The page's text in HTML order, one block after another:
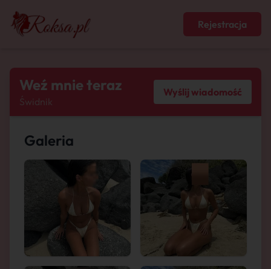
Rejestracja
Weź mnie teraz
Świdnik
Wyślij wiadomość
Galeria